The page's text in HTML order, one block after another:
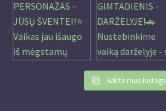
Sekite mus